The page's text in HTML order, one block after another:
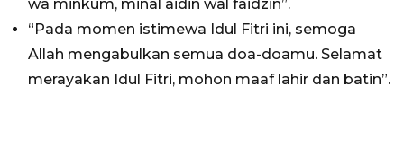
wa minkum, minal aidin wal faidzin”.
“Pada momen istimewa Idul Fitri ini, semoga
Allah mengabulkan semua doa-doamu. Selamat
merayakan Idul Fitri, mohon maaf lahir dan batin”.